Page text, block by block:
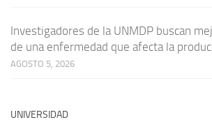
Investigadores de la UNMDP buscan
de una enfermedad que afecta la
AGOSTO 5, 2026
UNIVERSIDAD